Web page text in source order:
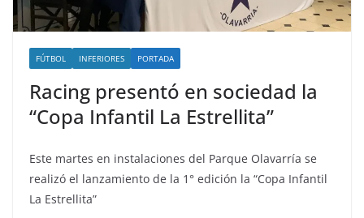
FÚTBOL INFERIORES PORTADA
Racing presentó en sociedad la
“Copa Infantil La Estrellita”
Este martes en instalaciones del Parque Olavarría se
realizó el lanzamiento de la 1° edición la “Copa Infantil
La Estrellita”